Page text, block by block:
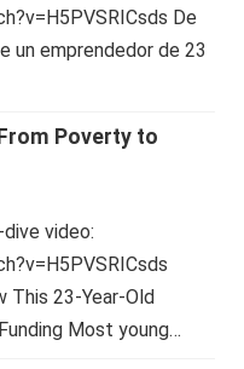
De
un emprendedor de 23
Poverty to
video:
This 23-Year-Old
Most young…